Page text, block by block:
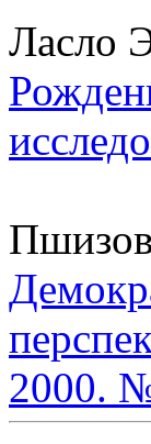
Ласло
2000.